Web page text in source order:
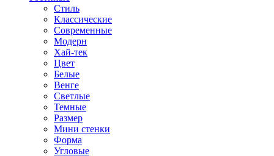
Стиль
Классические
Современные
Модерн
Хай-тек
Цвет
Белые
Венге
Светлые
Темные
Размер
Мини стенки
Форма
Угловые